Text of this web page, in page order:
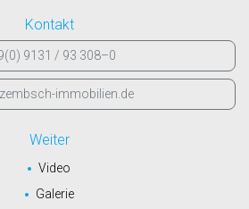
Kontakt
9131 / 93 308–0
immobilien.de
Weiter
Video
Galerie